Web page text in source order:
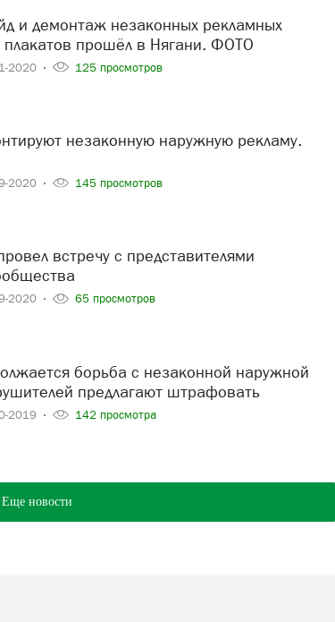
плакатов прошёл в Нягани. ФОТО
2020 125 просмотров
2020 145 просмотров
2020 65 просмотров
предлагают штрафовать
2019 142 просмотра
Еще новости